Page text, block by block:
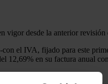
vigor desde la anterior revisión
el IVA, fijado para este
12,69% en su factura anual